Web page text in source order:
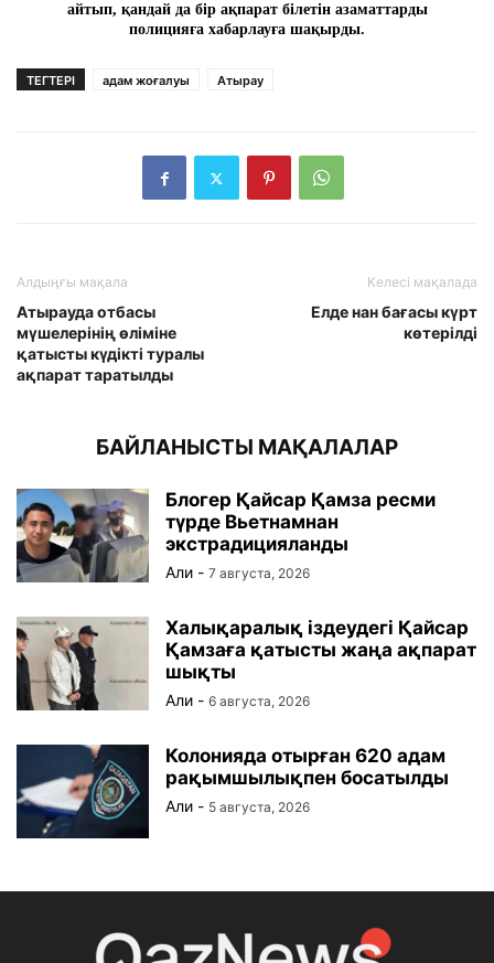
айтып, қандай да бір ақпарат білетін азаматтарды
полицияға хабарлауға шақырды.
ТЕГТЕРІ адам жоғалуы Атырау
Алдыңғы мақала
Атырауда отбасы
мүшелерінің өліміне
қатысты күдікті туралы
ақпарат таратылды
Келесі мақалада
Елде нан бағасы күрт
көтерілді
БАЙЛАНЫСТЫ МАҚАЛАЛАР
Блогер Қайсар Қамза ресми
түрде Вьетнамнан
экстрадицияланды
Али - 7 августа, 2026
Халықаралық іздеудегі Қайсар
Қамзаға қатысты жаңа ақпарат
шықты
Али - 6 августа, 2026
Колонияда отырған 620 адам
рақымшылықпен босатылды
Али - 5 августа, 2026